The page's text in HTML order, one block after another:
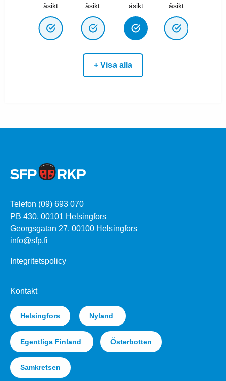
åsikt
åsikt
åsikt
åsikt
+ Visa alla
Telefon (09) 693 070
PB 430, 00101 Helsingfors
Georgsgatan 27, 00100 Helsingfors
info@sfp.fi
Integritetspolicy
Kontakt
Helsingfors Nyland
Egentliga Finland Österbotten
Samkretsen